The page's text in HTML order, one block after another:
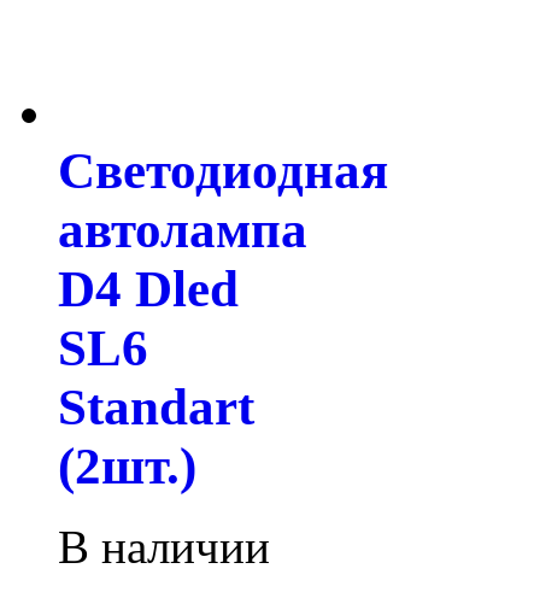
Светодиодная
автолампа
D4 Dled
SL6
Standart
(2шт.)
В наличии